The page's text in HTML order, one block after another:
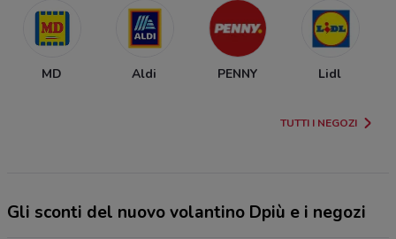
MD Aldi PENNY Lidl
TUTTI I NEGOZI
Gli sconti del nuovo volantino Dpiù e i negozi